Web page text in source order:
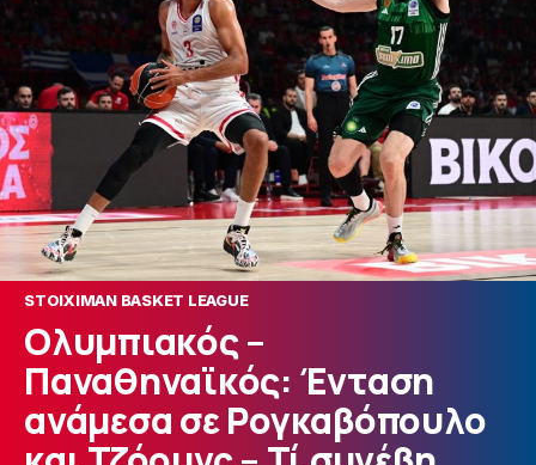
STOIXIMAN BASKET LEAGUE
Ολυμπιακός –
Παναθηναϊκός: Ένταση
ανάμεσα σε Ρογκαβόπουλο